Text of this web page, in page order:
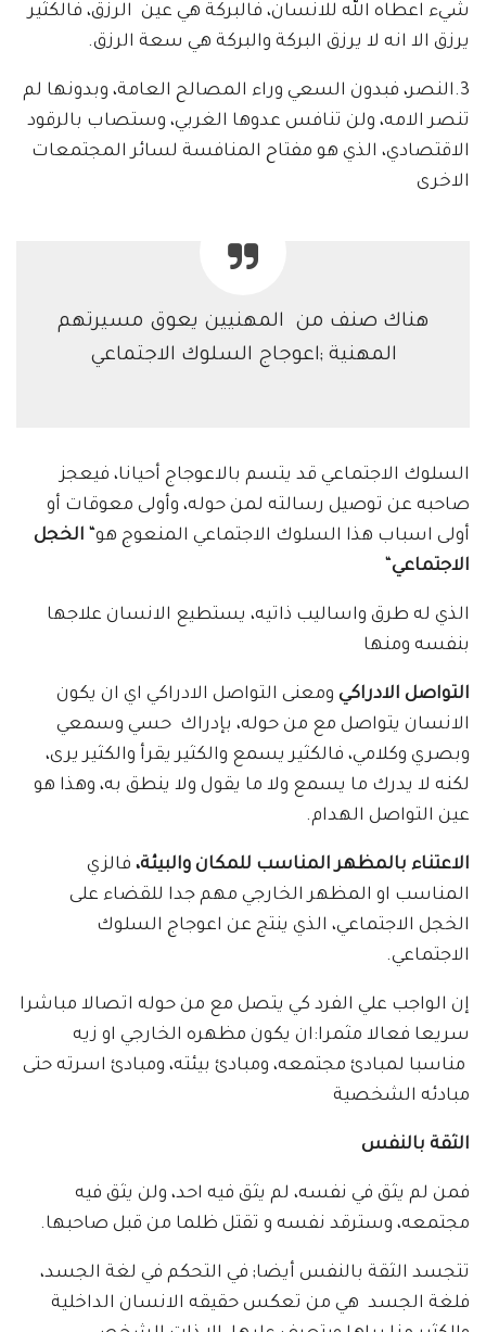
شيء اعطاه الله للانسان، فالبركة هي عين الرزق، فالكثير
يرزق الا انه لا يرزق البركة والبركة هي سعة الرزق.
3.النصر، فبدون السعي وراء المصالح العامة، وبدونها لم
تنصر الامه، ولن تنافس عدوها الغربي، وستصاب بالرقود
الاقتصادي، الذي هو مفتاح المنافسة لسائر المجتمعات
الاخرى
هناك صنف من المهنيين يعوق مسيرتهم
المهنية ;اعوجاج السلوك الاجتماعي
السلوك الاجتماعي قد يتسم بالاعوجاج أحيانا، فيعجز
صاحبه عن توصيل رسالته لمن حوله، وأولى معوقات أو
أولى اسباب هذا السلوك الاجتماعي المنعوج هو“ الخجل
الاجتماعي“
الذي له طرق واساليب ذاتيه، يستطيع الانسان علاجها
بنفسه ومنها
التواصل الادراكي ومعنى التواصل الادراكي اي ان يكون
الانسان يتواصل مع من حوله، بإدراك حسي وسمعي
وبصري وكلامي، فالكثير يسمع والكثير يقرأ والكثير يرى،
لكنه لا يدرك ما يسمع ولا ما يقول ولا ينطق به، وهذا هو
عين التواصل الهدام.
الاعتناء بالمظهر المناسب للمكان والبيئة، فالزي
المناسب او المظهر الخارجي مهم جدا للقضاء على
الخجل الاجتماعي، الذي ينتج عن اعوجاج السلوك
الاجتماعي.
إن الواجب علي الفرد كي يتصل مع من حوله اتصالا مباشرا
سريعا فعالا مثمرا:ان يكون مظهره الخارجي او زيه
مناسبا لمبادئ مجتمعه، ومبادئ بيئته، ومبادئ اسرته حتى
مبادئه الشخصية
الثقة بالنفس
فمن لم يثق في نفسه، لم يثق فيه احد، ولن يثق فيه
مجتمعه، وسترقد نفسه و تقتل ظلما من قبل صاحبها.
تتجسد الثقة بالنفس أيضا; في التحكم في لغة الجسد،
فلغة الجسد هي من تعكس حقيقه الانسان الداخلية